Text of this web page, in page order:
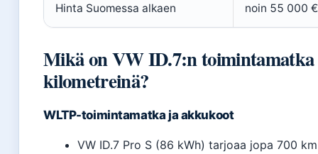
Hinta Suomessa alkaen noin 55 000 €
Mikä on VW ID.7:n toimintamatka
kilometreinä?
WLTP-toimintamatka ja akkukoot
VW ID.7 Pro S (86 kWh) tarjoaa jopa 700 km